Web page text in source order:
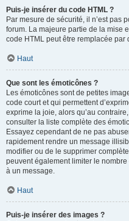
Puis-je insérer du code HTML ?
Par mesure de sécurité, il n’est pas
forum. La majeure partie de la mise
code HTML peut être remplacée par
Haut
Que sont les émoticônes ?
Les émoticônes sont de petites
code court et qui permettent
exprime la joie, alors qu’au
consulter la liste complète des
Essayez cependant de ne pas
rapidement rendre un message
modifier ou de le supprimer
peuvent également limiter le nombre
à un message.
Haut
Puis-je insérer des images ?